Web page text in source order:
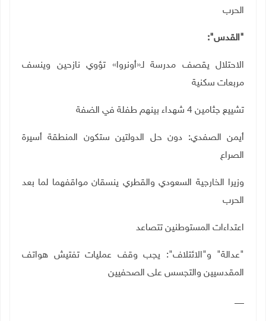
الحرب
"القدس":
الاحتلال يقصف مدرسة لـ«أونروا» تؤوي نازحين وينسف
مربعات سكنية
تشييع جثامين 4 شهداء بينهم طفلة في الضفة
أيمن الصفدي: دون حل الدولتين ستكون المنطقة أسيرة
الصراع
وزيرا الخارجية السعودي والقطري ينسقان مواقفهما لما بعد
الحرب
اعتداءات المستوطنين تتصاعد
"عدالة" و"الائتلاف": يجب وقف عمليات تفتيش هواتف
المقدسيين والتجسس على الصحفيين